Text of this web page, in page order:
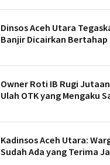
Dinsos Aceh Utara
Banjir Dicairkan Bertahap
Owner Roti IB Rugi
Ulah OTK yang Mengaku
Kadinsos Aceh Utara:
Sudah Ada yang Terima